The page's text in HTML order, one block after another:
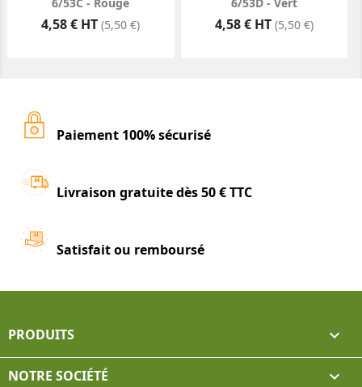
Prix
4,58 € HT (5,50 €) Prix
4,58 € HT (5,50 €)
Paiement 100% sécurisé
Livraison gratuite dès 50 € TTC
Satisfait ou remboursé
PRODUITS 
NOTRE SOCIÉTÉ 